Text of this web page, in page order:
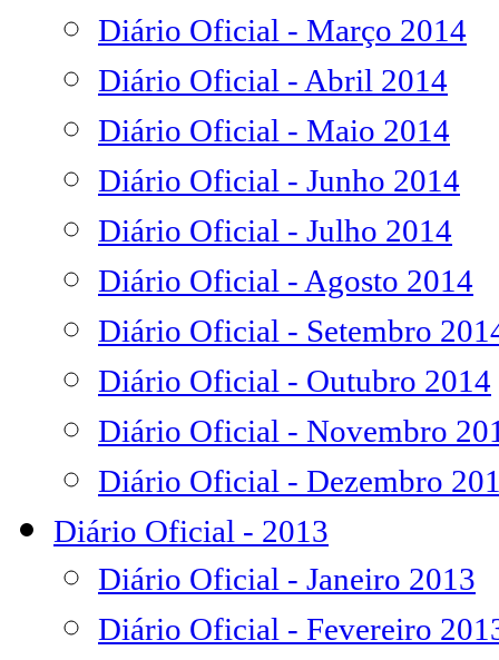
Diário Oficial - Março 2014
Diário Oficial - Abril 2014
Diário Oficial - Maio 2014
Diário Oficial - Junho 2014
Diário Oficial - Julho 2014
Diário Oficial - Agosto 2014
Diário Oficial - Setembro
Diário Oficial - Outubro 2014
Diário Oficial - Novembro
Diário Oficial - Dezembro
Diário Oficial - 2013
Diário Oficial - Janeiro 2013
Diário Oficial - Fevereiro